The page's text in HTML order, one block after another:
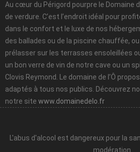
Au cœur du Périgord pourpre le Domaine
de verdure. C’est l’endroit idéal pour
dans le confort et le luxe de nos
des ballades ou de la piscine chauffée,
prélasser sur les terrasses ensoleillées
un bon verre de vin de notre cave ou un
Clovis Reymond. Le domaine de l’Ô
adaptés à tous nos publics. Découvrez
notre site www.domainedelo.fr
L'abus d'alcool est dangereux pour la
modération.